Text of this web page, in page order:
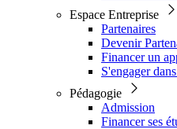
Espace Entreprise
Partenaires
Devenir
Financer un
S'engager
Pédagogie
Admission
Financer ses